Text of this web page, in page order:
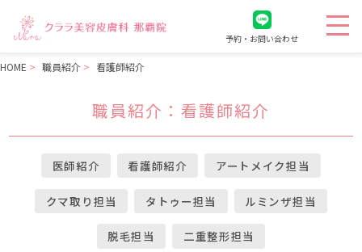
予約・お問い合わせ
HOME 職員紹介 看護師紹介
職員紹介 ：看護師紹介
医師紹介 看護師紹介 アートメイク担当
クマ取り担当 タトゥー担当 ルミンザ担当
脱毛担当 二重整形担当